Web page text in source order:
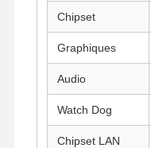
Chipset
Graphiques
Audio
Watch Dog
Chipset LAN